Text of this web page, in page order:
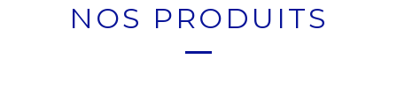
NOS PRODUITS